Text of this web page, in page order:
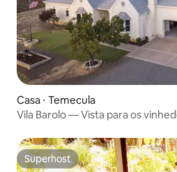
Casa ⋅ Temecula
Vila Barolo — Vista para os
Superhost
Superhost